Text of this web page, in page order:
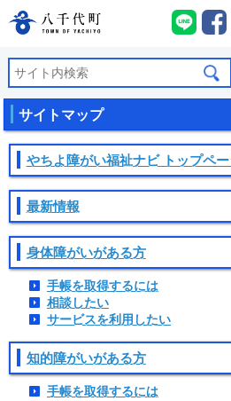
八千代町公式ホームペ
八千
サイトマップ
やちよ障がい福祉ナビ トップペ
最新情報
身体障がいがある方
手帳を取得するには
相談したい
サービスを利用したい
知的障がいがある方
手帳を取得するには